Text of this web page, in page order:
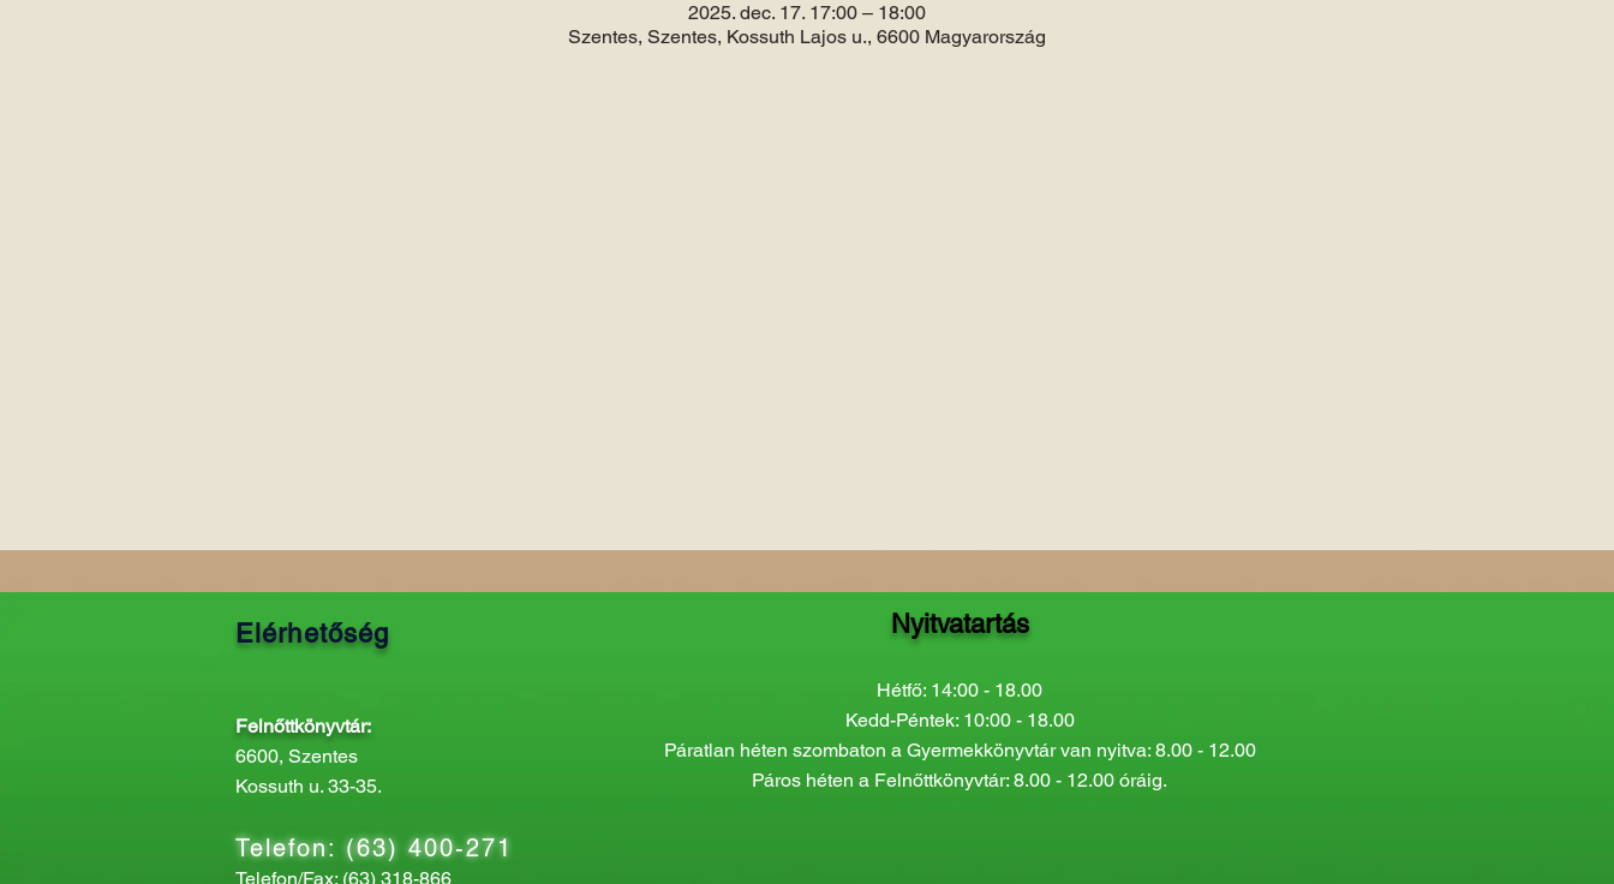
2025. dec. 17. 17:00 – 18:00
Szentes, Szentes, Kossuth Lajos u., 6600 Magyarország
Elérhetőség
Felnőttkönyvtár:
6600, Szentes
Kossuth u. 33-35.
Telefon: (63) 400-271
Telefon/Fax: (63) 318-866
Nyitvatartás
Hétfő: 14:00 - 18.00
Kedd-Péntek: 10:00 - 18.00
Páratlan héten szombaton a Gyermekkönyvtár van nyitva: 8.00 - 12.00
Páros héten a Felnőttkönyvtár: 8.00 - 12.00 óráig.